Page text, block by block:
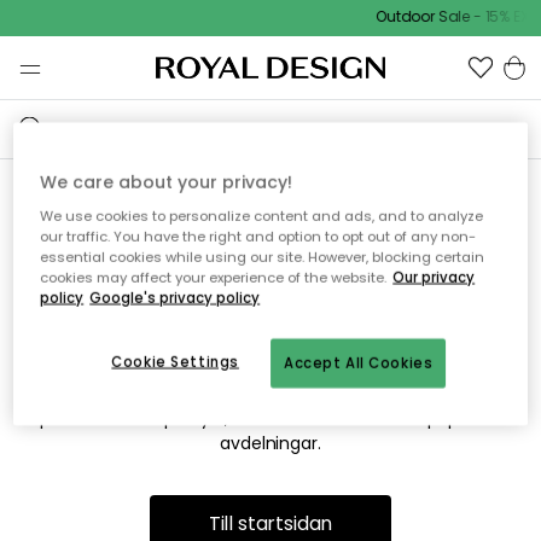
Outdoor Sale - 15%
Vi hittar tyvärr inte sidan du
söker
Detta kan bero på att sidan inte längre finns eller att den har
flyttats. Vi ber om ursäkt för besväret. I menyn ovan kan du
prova att söka på nytt, eller besöka en av våra populära
avdelningar.
Till startsidan
We care about your privacy!
We use cookies to personalize content and ads, and to analyze
our traffic. You have the right and option to opt out of any non-
essential cookies while using our site. However, blocking certain
cookies may affect your experience of the website. Our privacy
policy Google's privacy policy
Accept All Cookies
Cookie Settings